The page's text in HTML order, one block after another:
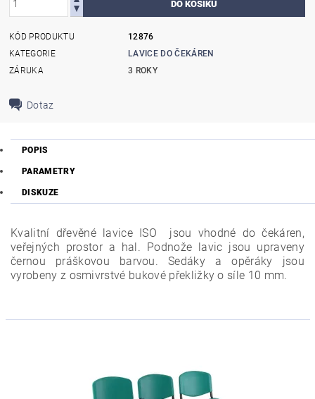
KÓD PRODUKTU
12876
KATEGORIE
LAVICE DO ČEKÁREN
ZÁRUKA
3 ROKY
Dotaz
POPIS
PARAMETRY
DISKUZE
Kvalitní dřevěné lavice ISO jsou vhodné do čekáren,
veřejných prostor a hal. Podnože lavic jsou upraveny
černou práškovou barvou. Sedáky a opěráky jsou
vyrobeny z osmivrstvé bukové překližky o síle 10 mm.